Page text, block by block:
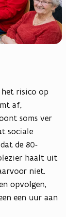
het risico op
af,
soms ver
sociale
de 80-
haalt uit
niet.
opvolgen,
een uur aan